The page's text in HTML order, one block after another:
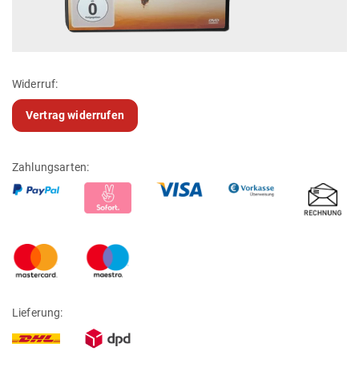
Widerruf:
Vertrag widerrufen
Zahlungsarten:
Lieferung: